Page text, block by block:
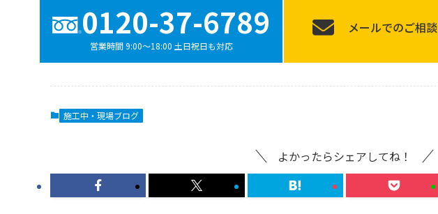
0120-37-6789
営業時間 9:00〜18:00 土日祝日も対応
メールでのご相談
施工中・現場ブログ
よかったらシェアしてね！